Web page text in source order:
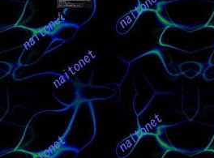
TONOS